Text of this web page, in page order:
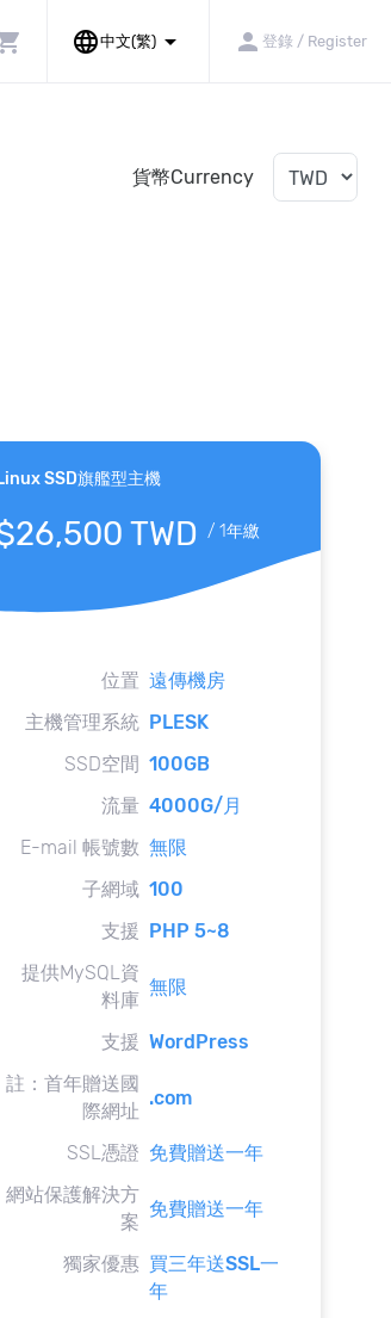
language中文(繁) arrow_drop_down person 登錄 / Register
貨幣Currency
Linux SSD旗艦型主機
TWD / 1年繳
位置 遠傳機房
主機管理系統 PLESK
SSD空間 100GB
流量 4000G/月
E-mail 帳號數 無限
子網域 100
支援 PHP 5~8
提供MySQL資
料庫
無限
支援 WordPress
註：首年贈送國
際網址
.com
SSL憑證 免費贈送一年
網站保護解決方
案
免費贈送一年
獨家優惠 買三年送SSL一
年